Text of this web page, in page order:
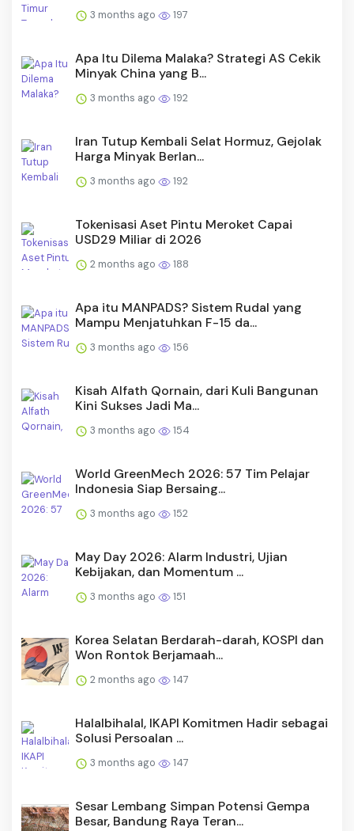
3 months ago 197
Apa Itu Dilema Malaka? Strategi AS Cekik
Minyak China yang B...
3 months ago 192
Iran Tutup Kembali Selat Hormuz, Gejolak
Harga Minyak Berlan...
3 months ago 192
Tokenisasi Aset Pintu Meroket Capai
USD29 Miliar di 2026
2 months ago 188
Apa itu MANPADS? Sistem Rudal yang
Mampu Menjatuhkan F-15 da...
3 months ago 156
Kisah Alfath Qornain, dari Kuli Bangunan
Kini Sukses Jadi Ma...
3 months ago 154
World GreenMech 2026: 57 Tim Pelajar
Indonesia Siap Bersaing...
3 months ago 152
May Day 2026: Alarm Industri, Ujian
Kebijakan, dan Momentum ...
3 months ago 151
Korea Selatan Berdarah-darah, KOSPI dan
Won Rontok Berjamaah...
2 months ago 147
Halalbihalal, IKAPI Komitmen Hadir sebagai
Solusi Persoalan ...
3 months ago 147
Sesar Lembang Simpan Potensi Gempa
Besar, Bandung Raya Teran...